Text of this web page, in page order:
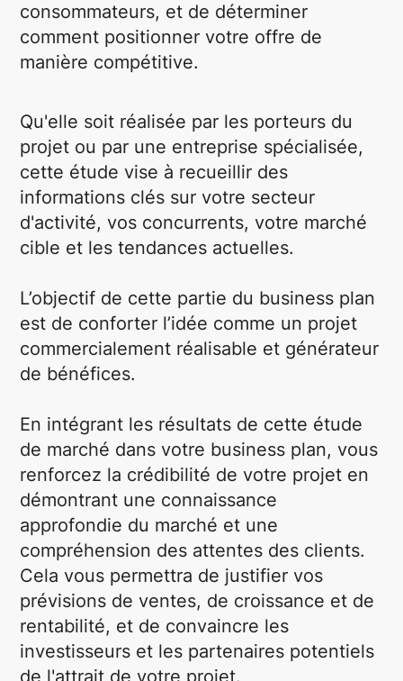
consommateurs, et de déterminer
comment positionner votre offre de
manière compétitive.
Qu'elle soit réalisée par les porteurs du
projet ou par une entreprise spécialisée,
cette étude vise à recueillir des
informations clés sur votre secteur
d'activité, vos concurrents, votre marché
cible et les tendances actuelles.
L’objectif de cette partie du business plan
est de conforter l’idée comme un projet
commercialement réalisable et générateur
de bénéfices.
En intégrant les résultats de cette étude
de marché dans votre business plan, vous
renforcez la crédibilité de votre projet en
démontrant une connaissance
approfondie du marché et une
compréhension des attentes des clients.
Cela vous permettra de justifier vos
prévisions de ventes, de croissance et de
rentabilité, et de convaincre les
investisseurs et les partenaires potentiels